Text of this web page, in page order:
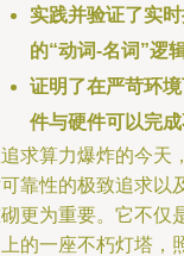
实践并验证了实
的“动词-名词”逻
证明了在严苛环
件与硬件可以完成
求算力爆炸的今天
靠性的极致追求以
更为重要。它不仅
的一座不朽灯塔，